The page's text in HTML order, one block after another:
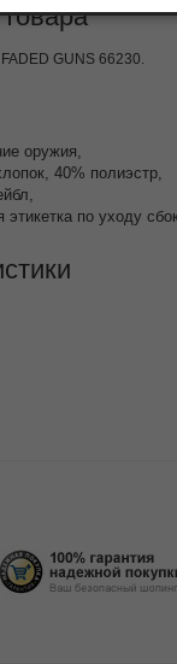
GUNS 66230.
оружия,
40% полиэстр,
этикетка по уходу